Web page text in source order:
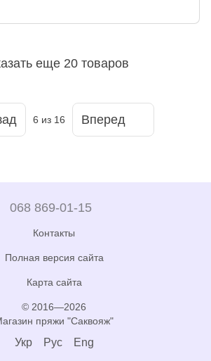
еще 20 товаров
6 из 16 Вперед
068 869-01-15
Контакты
Полная версия сайта
Карта сайта
© 2016—2026
пряжи "Саквояж"
Укр Рус Eng